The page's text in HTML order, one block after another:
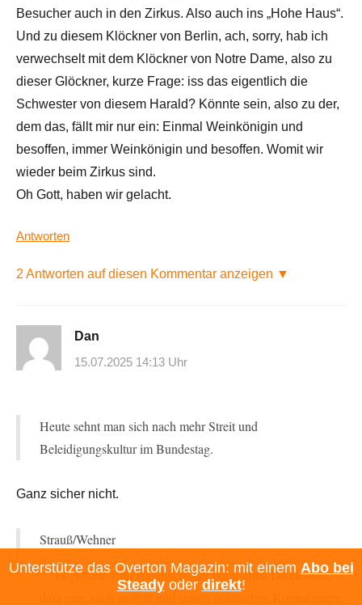
Besucher auch in den Zirkus. Also auch ins „Hohe Haus“.
Und zu diesem Klöckner von Berlin, ach, sorry, hab ich
verwechselt mit dem Klöckner von Notre Dame, also zu
dieser Glöckner, kurze Frage: iss das eigentlich die
Schwester von diesem Harald? Könnte sein, also zu der,
dem das, fällt mir nur ein: Einmal Weinkönigin und
besoffen, immer Weinkönigin und besoffen. Womit wir
wieder beim Zirkus sind.
Oh Gott, haben wir gelacht.
Antworten
2 Antworten auf diesen Kommentar anzeigen ▼
Dan
15.07.2025 14:13 Uhr
Heute sehnt man sich nach mehr Streit und
Beleidigungskultur im Bundestag.
Ganz sicher nicht.
Strauß/Wehner
… es gehörte zum Handwerk der politischen Diskussion,
dass man auch austeilt und seinen politischen Kontrahenten
Unterstütze das Overton Magazin: mit einem Abo bei
Steadyoder direkt!